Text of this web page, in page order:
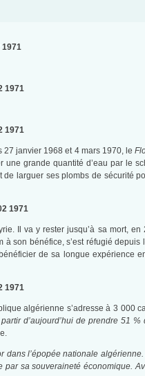
1971
1971
1971
27 janvier 1968 et 4 mars 1970, le
grande quantité d’eau par le
larguer ses plombs de sécurité
1971
Il va y rester jusqu’à sa mort,
son bénéfice, s’est réfugié
de sa longue expérience
1971
algérienne s’adresse à 3 000
d’aujourd’hui de prendre 51
l’épopée nationale
sa souveraineté économique.